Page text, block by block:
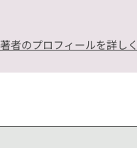
著者のプロフィールを詳し